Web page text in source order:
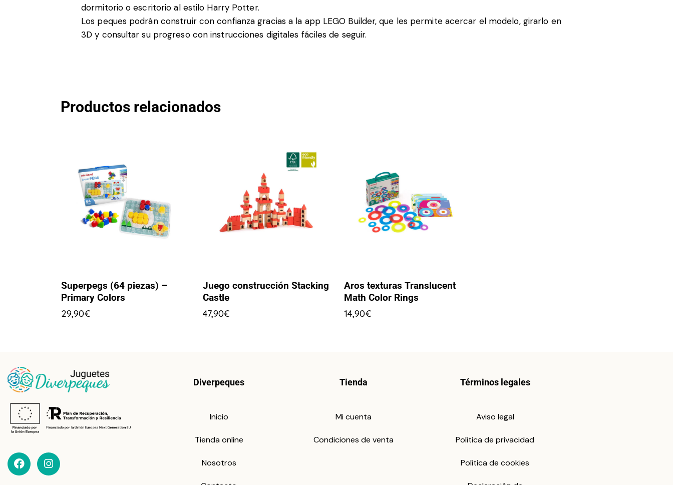
dormitorio o escritorio al estilo Harry Potter.
Los peques podrán construir con confianza gracias a la app LEGO Builder, que les permite acercar el modelo, girarlo en
3D y consultar su progreso con instrucciones digitales fáciles de seguir.
Productos relacionados
Superpegs (64 piezas) –
Primary Colors
29,90€
Juego construcción Stacking
Castle
47,90€
Aros texturas Translucent
Math Color Rings
14,90€
Diverpeques
Inicio
Tienda online
Nosotros
Tienda
Mi cuenta
Condiciones de venta
Términos legales
Aviso legal
Política de privacidad
Política de cookies